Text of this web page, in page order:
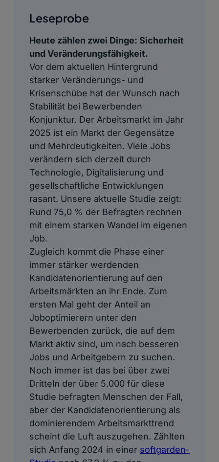
Leseprobe
Heute zählen zwei Dinge: Sicherheit
und Veränderungsfähigkeit.
Vor dem aktuellen Hintergrund
starker Veränderungs- und
Krisenschübe hat der Wunsch nach
Stabilität bei Bewerbenden
Konjunktur. Der Arbeitsmarkt im Jahr
2025 ist ein Markt der Gegensätze
und Mehrdeutigkeiten. Viele Jobs
verändern sich derzeit durch
Technologie, Digitalisierung und
gesellschaftliche Entwicklungen
rasant. Unsere aktuelle Studie zeigt:
Rund 75,0 % der Befragten rechnen
mit einem starken Wandel im eigenen
Job.
Zugleich kommt die Phase einer
immer stärker werdenden
Kandidatenorientierung auf den
Arbeitsmärkten an ihr Ende. Zum
ersten Mal geht der Anteil an
Joboptimierern unter den
Bewerbenden zurück, die auf dem
Markt aktiv sind, um nach besseren
Jobs und Arbeitgebern zu suchen.
Noch immer ist das bei über zwei
Dritteln der über 5.000 für diese
Studie befragten Menschen der Fall,
aber der Kandidatenorientierung als
dominierendem Arbeitsmarkttrend
scheint die Luft auszugehen. Zählten
sich Anfang 2024 in einer softgarden-